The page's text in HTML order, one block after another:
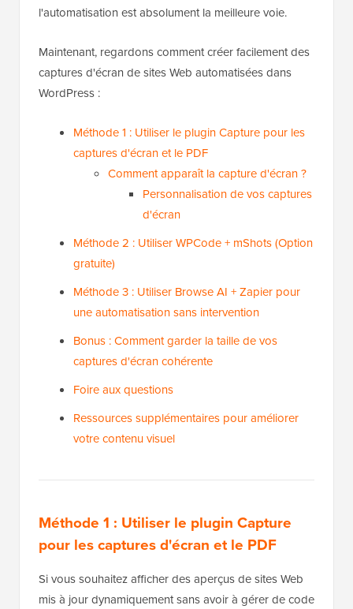
l'automatisation est absolument la meilleure voie.
Maintenant, regardons comment créer facilement des
captures d'écran de sites Web automatisées dans
WordPress :
Méthode 1 : Utiliser le plugin Capture pour les
captures d'écran et le PDF
Comment apparaît la capture d'écran ?
Personnalisation de vos captures
d'écran
Méthode 2 : Utiliser WPCode + mShots (Option
gratuite)
Méthode 3 : Utiliser Browse AI + Zapier pour
une automatisation sans intervention
Bonus : Comment garder la taille de vos
captures d'écran cohérente
Foire aux questions
Ressources supplémentaires pour améliorer
votre contenu visuel
Méthode 1 : Utiliser le plugin Capture
pour les captures d'écran et le PDF
Si vous souhaitez afficher des aperçus de sites Web
mis à jour dynamiquement sans avoir à gérer de code